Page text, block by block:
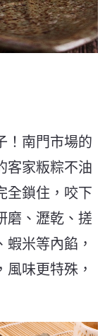
！南門市場的
客家粄粽不油
全鎖住，咬下
磨、瀝乾、搓
米等內餡，
味更特殊，